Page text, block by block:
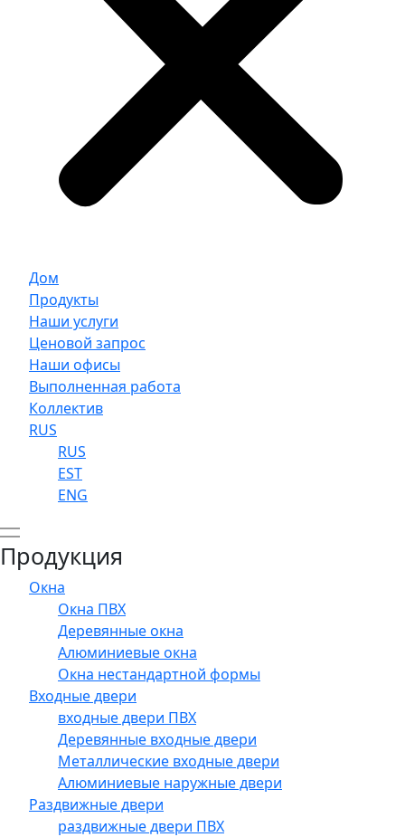
Дом
Продукты
Наши услуги
Ценовой запрос
Наши офисы
Выполненная работа
Коллектив
RUS
RUS
EST
ENG
Продукция
Окна
Окна ПВХ
Деревянные окна
Алюминиевые окна
Окна нестандартной формы
Входные двери
входные двери ПВХ
Деревянные входные двери
Металлические входные двери
Алюминиевые наружные двери
Раздвижные двери
раздвижные двери ПВХ